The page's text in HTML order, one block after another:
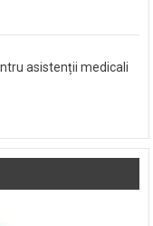
asistenții medicali